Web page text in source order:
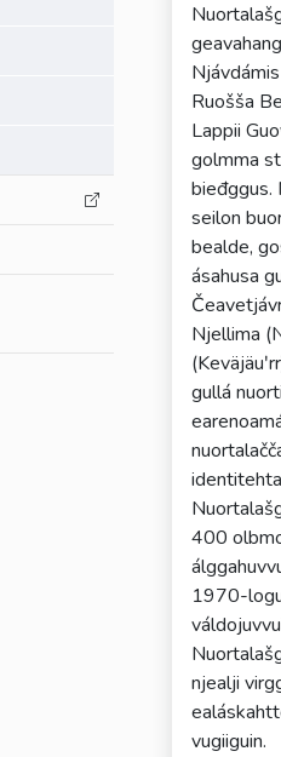
Ruošša
Lappii
golmma
bieđggus.
seilon
bealde,
ásahusa
Njellima
gullá
400
1970-
njealji
vugiiguin.